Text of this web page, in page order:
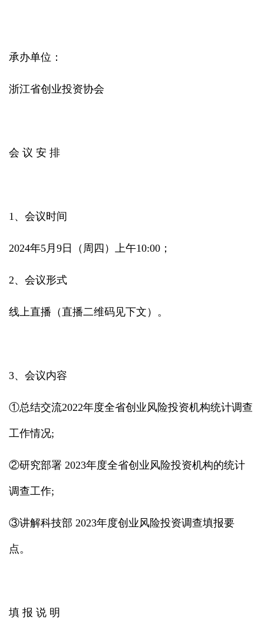
承办单位：
浙江省创业投资协会
会 议 安 排
1、会议时间
2024年5月9日（周四）上午10:00；
2、会议形式
线上直播（直播二维码见下文）。
3、会议内容
①总结交流2022年度全省创业风险投资机构统计调查
工作情况;
②研究部署 2023年度全省创业风险投资机构的统计
调查工作;
③讲解科技部 2023年度创业风险投资调查填报要
点。
填 报 说 明